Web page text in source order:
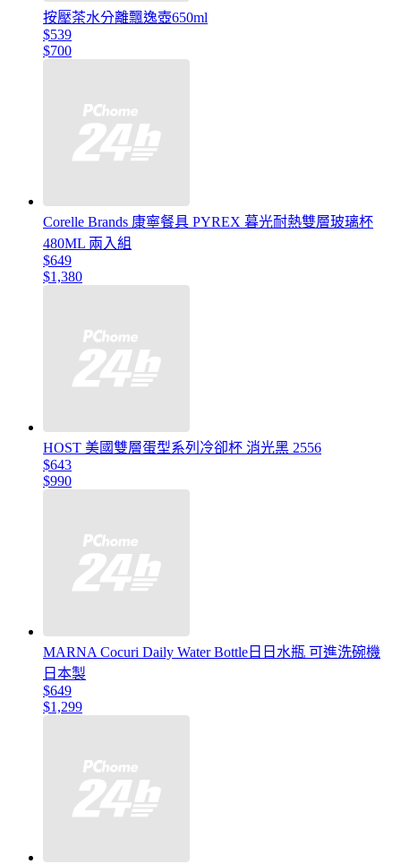
按壓茶水分離飄逸壺650ml
$539
$700
Corelle Brands 康寧餐具 PYREX 暮光耐熱雙層玻璃杯
480ML 兩入組
$649
$1,380
HOST 美國雙層蛋型系列冷卻杯 消光黑 2556
$643
$990
MARNA Cocuri Daily Water Bottle日日水瓶 可進洗碗機
日本製
$649
$1,299